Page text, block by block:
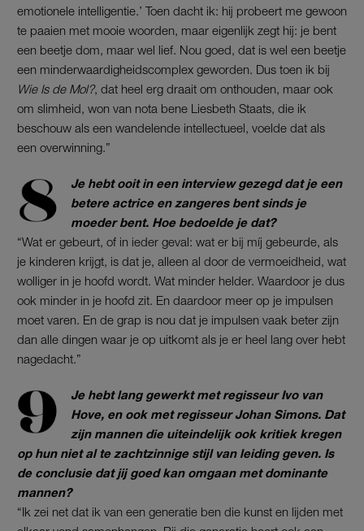
emotionele intelligentie.’ Toen dacht ik: hij probeert me gewoon
te paaien met mooie woorden, maar eigenlijk zegt hij: je bent
een beetje dom, maar wel lief. Nou goed, dat is wel een beetje
een minderwaardigheidscomplex geworden. Dus toen ik bij
Wie Is de Mol?, dat heel erg draait om onthouden, maar ook
om slimheid, won van nota bene Liesbeth Staats, die ik
beschouw als een wandelende intellectueel, voelde dat als
een overwinning.”
Je hebt ooit in een interview gezegd dat je een
betere actrice en zangeres bent sinds je
moeder bent. Hoe bedoelde je dat?
“Wat er gebeurt, of in ieder geval: wat er bij míj gebeurde, als
je kinderen krijgt, is dat je, alleen al door de vermoeidheid, wat
wolliger in je hoofd wordt. Wat minder helder. Waardoor je dus
ook minder in je hoofd zit. En daardoor meer op je impulsen
moet varen. En de grap is nou dat je impulsen vaak beter zijn
dan alle dingen waar je op uitkomt als je er heel lang over hebt
nagedacht.”
Je hebt lang gewerkt met regisseur Ivo van
Hove, en ook met regisseur Johan Simons. Dat
zijn mannen die uiteindelijk ook kritiek kregen
op hun niet al te zachtzinnige stijl van leiding geven. Is
de conclusie dat jij goed kan omgaan met dominante
mannen?
“Ik zei net dat ik van een generatie ben die kunst en lijden met